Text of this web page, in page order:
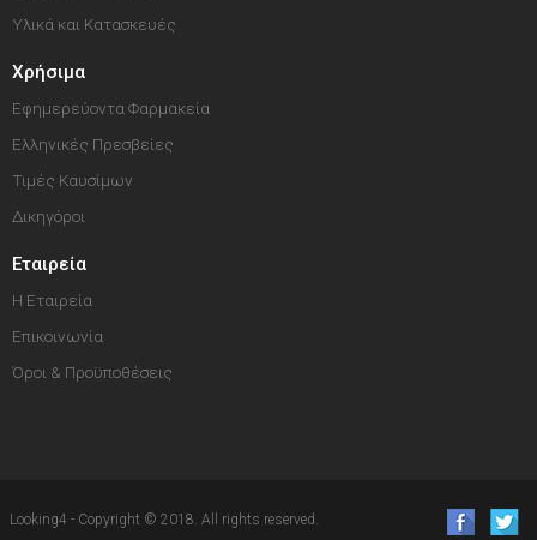
Υλικά και Κατασκευές
Χρήσιμα
Εφημερεύοντα Φαρμακεία
Ελληνικές Πρεσβείες
Τιμές Καυσίμων
Δικηγόροι
Εταιρεία
Η Εταιρεία
Επικοινωνία
Όροι & Προϋποθέσεις
Looking4 - Copyright © 2018. All rights reserved.